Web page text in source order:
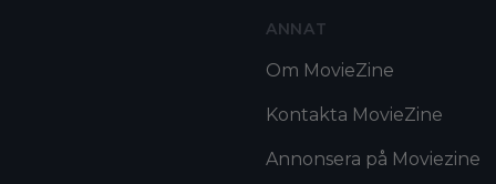
ANNAT
Om MovieZine
Kontakta MovieZine
Annonsera på Moviezine